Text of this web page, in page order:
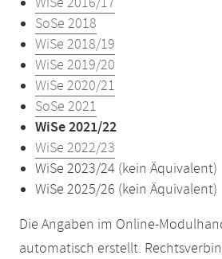
SoSe 2018
WiSe 2018/19
WiSe 2019/20
WiSe 2020/21
SoSe 2021
WiSe 2021/22
WiSe 2022/23
WiSe 2023/24 (kein Äquivalent)
WiSe 2025/26 (kein Äquivalent)
Die Angaben im Online-
automatisch erstellt.